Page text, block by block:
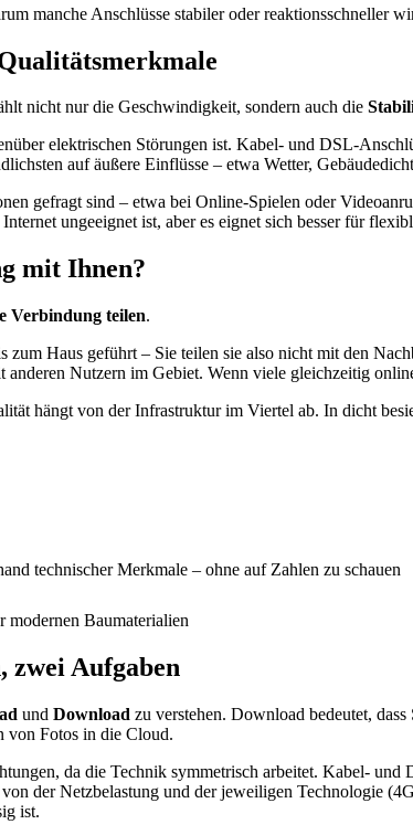
manche Anschlüsse stabiler oder reaktionsschneller
nicht nur die Geschwindigkeit, sondern auch die
elektrischen Störungen ist. Kabel- und DSL-
auf äußere Einflüsse – etwa Wetter,
gefragt sind – etwa bei Online-Spielen oder
ungeeignet ist, aber es eignet sich besser für
mit Ihnen?
Verbindung teilen.
Haus geführt – Sie teilen sie also nicht mit den
Nutzern im Gebiet. Wenn viele gleichzeitig
hängt von der Infrastruktur im Viertel ab. In dicht
technischer Merkmale – ohne auf Zahlen zu schauen
Baumaterialien
zwei Aufgaben
und Download zu verstehen. Download bedeutet,
von Fotos in die Cloud.
da die Technik symmetrisch arbeitet. Kabel-
der Netzbelastung und der jeweiligen Technologie
ist.